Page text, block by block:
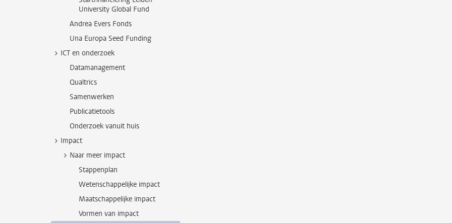
University Global Fund
Andrea Evers Fonds
Una Europa Seed Funding
ICT en onderzoek
Datamanagement
Qualtrics
Samenwerken
Publicatietools
Onderzoek vanuit huis
Impact
Naar meer impact
Stappenplan
Wetenschappelijke impact
Maatschappelijke impact
Vormen van impact